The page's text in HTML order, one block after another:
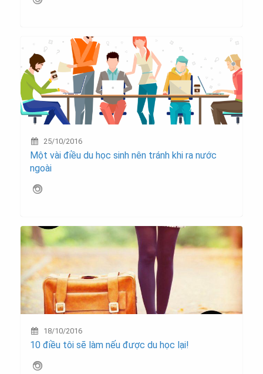
25/10/2016
Một vài điều du học sinh nên tránh khi ra nước
ngoài
18/10/2016
10 điều tôi sẽ làm nếu được du học lại!